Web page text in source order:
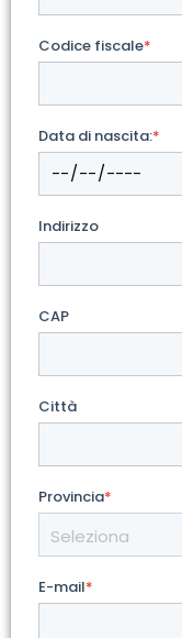
Codice fiscale*
Data di nascita:*
Indirizzo
CAP
Città
Provincia*
E-mail*